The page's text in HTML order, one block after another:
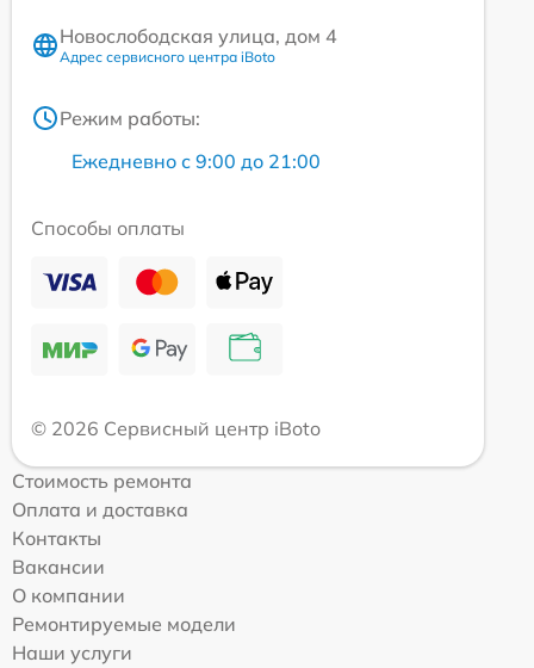
Новослободская улица, дом 4
Адрес сервисного центра iBoto
Режим работы:
Ежедневно с 9:00 до 21:00
Способы оплаты
© 2026 Сервисный центр iBoto
Стоимость ремонта
Оплата и доставка
Контакты
Вакансии
О компании
Ремонтируемые модели
Наши услуги